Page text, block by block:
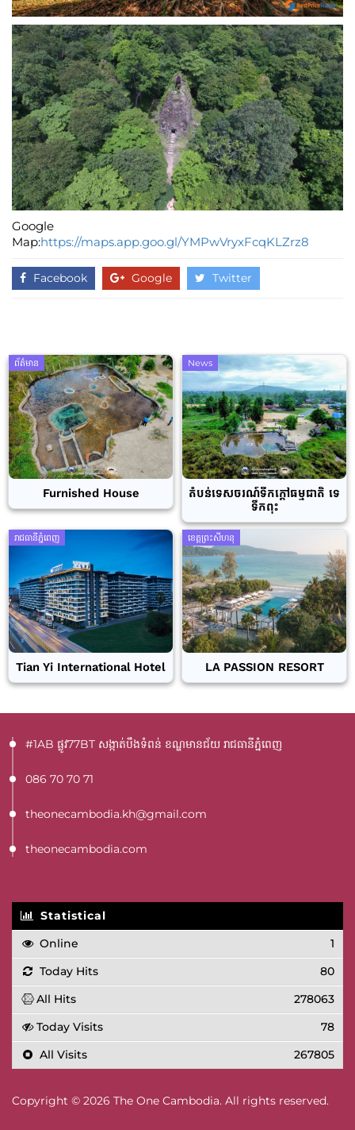
Google
Map:https://maps.app.goo.gl/YMPwVryxFcqKLZrz8
Facebook Google Twitter
ព័ត៌មាន
Furnished House
News
តំបន់ទេសចរណ៍ទឹកក្តៅធម្មជាតិ ទេ
ទឹកពុះ
រាជធានីភ្នំពេញ
Tian Yi International Hotel
ខេត្តព្រះសីហនុ
LA PASSION RESORT
#1AB ផ្លូវ77BT​ សង្កាត់បឹងទំពន់ ខណ្ឌមានជ័យ រាជធានីភ្នំពេញ
086 70 70 71
theonecambodia.kh@gmail.com
theonecambodia.com
Statistical
Online
1
Today Hits
80
All Hits
278063
Today Visits
78
All Visits
267805
Copyright © 2026 The One Cambodia. All rights reserved.